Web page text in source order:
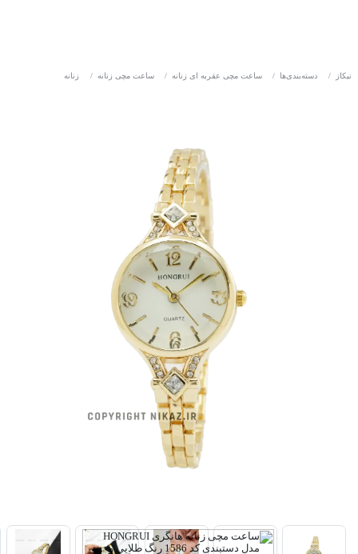
نیکاز / دسته‌بندی‌ها / ساعت مچی عقربه ای زنانه / ساعت مچی زنانه / زنانه